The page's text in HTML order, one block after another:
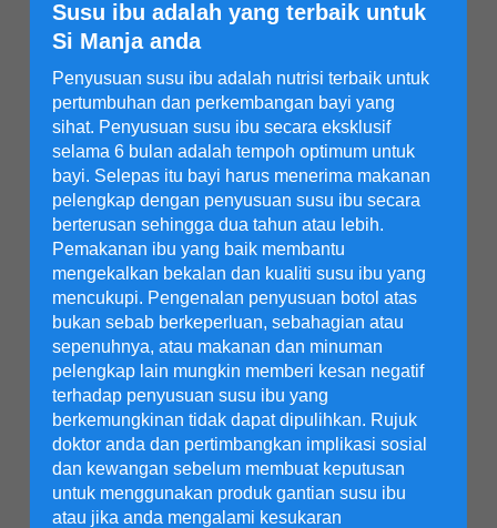
Susu ibu adalah yang terbaik untuk
Si Manja anda
Penyusuan susu ibu adalah nutrisi terbaik untuk
pertumbuhan dan perkembangan bayi yang
sihat. Penyusuan susu ibu secara eksklusif
selama 6 bulan adalah tempoh optimum untuk
bayi. Selepas itu bayi harus menerima makanan
pelengkap dengan penyusuan susu ibu secara
berterusan sehingga dua tahun atau lebih.
Pemakanan ibu yang baik membantu
mengekalkan bekalan dan kualiti susu ibu yang
mencukupi. Pengenalan penyusuan botol atas
bukan sebab berkeperluan, sebahagian atau
sepenuhnya, atau makanan dan minuman
pelengkap lain mungkin memberi kesan negatif
terhadap penyusuan susu ibu yang
berkemungkinan tidak dapat dipulihkan. Rujuk
doktor anda dan pertimbangkan implikasi sosial
dan kewangan sebelum membuat keputusan
untuk menggunakan produk gantian susu ibu
atau jika anda mengalami kesukaran